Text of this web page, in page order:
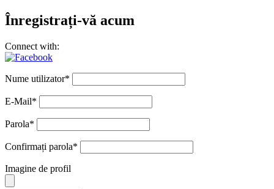
Înregistrați-vă acum
Connect with:
Nume utilizator*
E-Mail*
Parola*
Confirmați parola*
Imagine de profil